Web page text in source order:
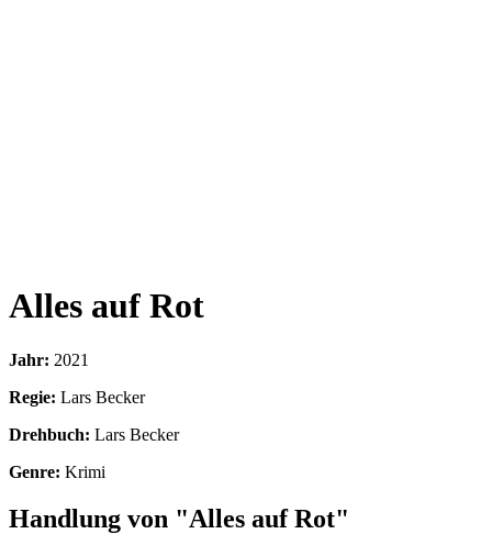
Alles auf Rot
Jahr: 2021
Regie: Lars Becker
Drehbuch: Lars Becker
Genre: Krimi
Handlung von "Alles auf Rot"